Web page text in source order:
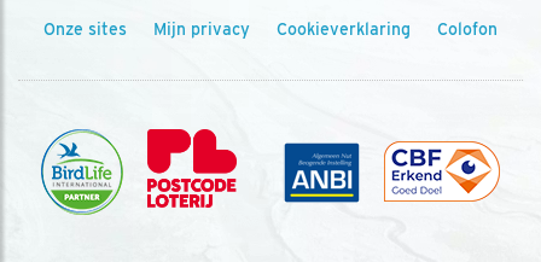
Onze sites Mijn privacy Cookieverklaring Colofon